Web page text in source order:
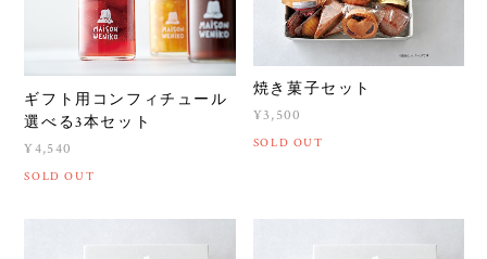
ギフト用コンフィチュール
選べる3本セット
¥4,540
SOLD OUT
焼き菓子セット
¥3,500
SOLD OUT